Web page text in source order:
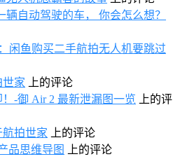
辆自动驾驶的车， 你会怎么想？
闲鱼购买二手航拍无人机要跳过
世家 上的评论
-御 Air 2 最新泄漏图一览 上的评
航拍世家 上的评论
品思维导图
上的评论